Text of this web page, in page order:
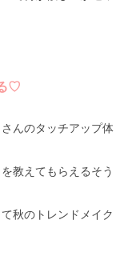
♡
んのタッチアップ体
教えてもらえるそう
秋のトレンドメイク